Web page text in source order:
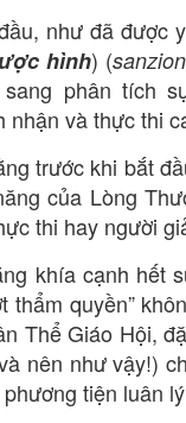
như đã
hình) (
sang phân tích
nhận và thực thi
trước khi bắt
của Lòng
thi hay người
khía cạnh hết
thẩm quyền”
Thể Giáo Hội,
nên như vậy!)
tiện luân